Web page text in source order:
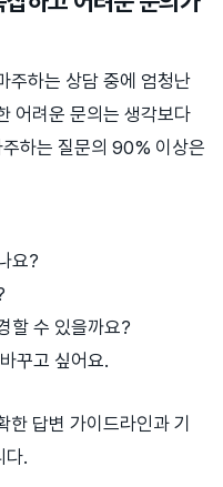
주하는 상담 중에 엄청난
어려운 문의는 생각보다
하는 질문의 90% 이상은
요?
할 수 있을까요?
꾸고 싶어요.
답변 가이드라인과 기
다.